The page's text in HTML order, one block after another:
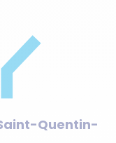
Quentin-